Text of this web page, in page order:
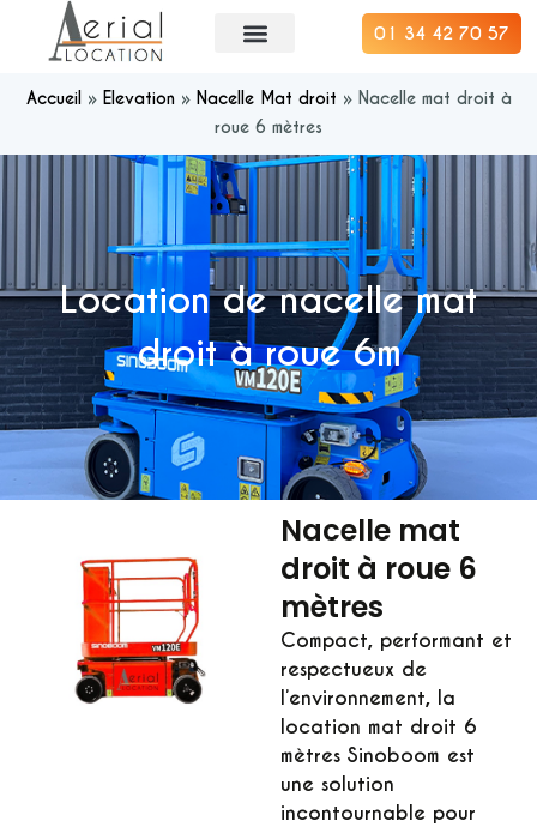
01 34 42 70 57
Accueil » Elevation» Nacelle Mat droit » Nacelle mat droit à
roue 6 mètres
Location de nacelle mat
droit à roue 6m
Nacelle mat
droit à roue 6
mètres
Compact, performant et
respectueux de
l’environnement, la
location mat droit 6
mètres Sinoboom est
une solution
incontournable pour